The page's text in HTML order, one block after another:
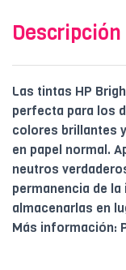
Descripción
Las tintas HP
perfecta para los
colores brillantes
en papel normal.
neutros
permanencia de
almacenarlas en
Más información: